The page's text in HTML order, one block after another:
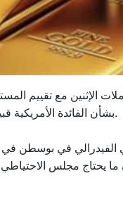
الإثنين مع تقييم
بشأن الفائدة الأمريكية قبيل صدور محضر اجتماع البنك الأخير هذا الأسبوع.
في بوسطن في
يحتاج مجلس الاحتياطي